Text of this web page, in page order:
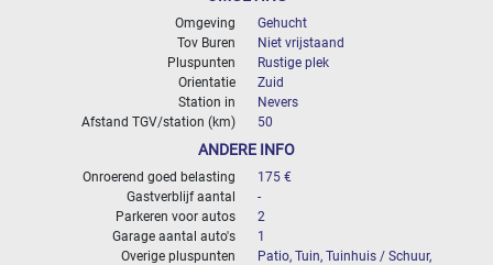
Omgeving
Gehucht
Tov Buren
Niet vrijstaand
Pluspunten
Rustige plek
Orientatie
Zuid
Station in
Nevers
Afstand TGV/station (km)
50
ANDERE INFO
Onroerend goed belasting
175 €
Gastverblijf aantal
-
Parkeren voor autos
2
Garage aantal auto's
1
Overige pluspunten
Patio, Tuin, Tuinhuis / Schuur,